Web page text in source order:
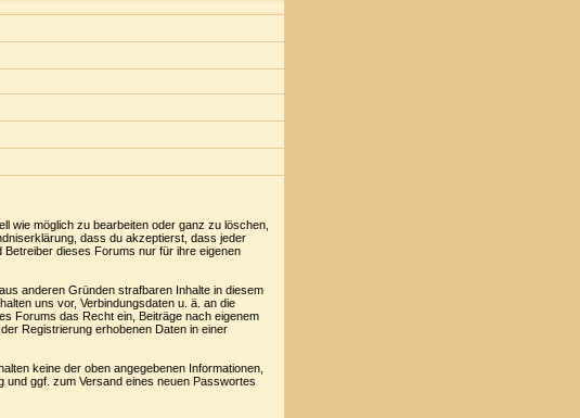
wie möglich zu bearbeiten oder ganz zu löschen,
dass du akzeptierst, dass jeder
dieses Forums nur für ihre eigenen
anderen Gründen strafbaren Inhalte in diesem
uns vor, Verbindungsdaten u. ä. an die
Forums das Recht ein, Beiträge nach eigenem
Registrierung erhobenen Daten in einer
keine der oben angegebenen Informationen,
ggf. zum Versand eines neuen Passwortes